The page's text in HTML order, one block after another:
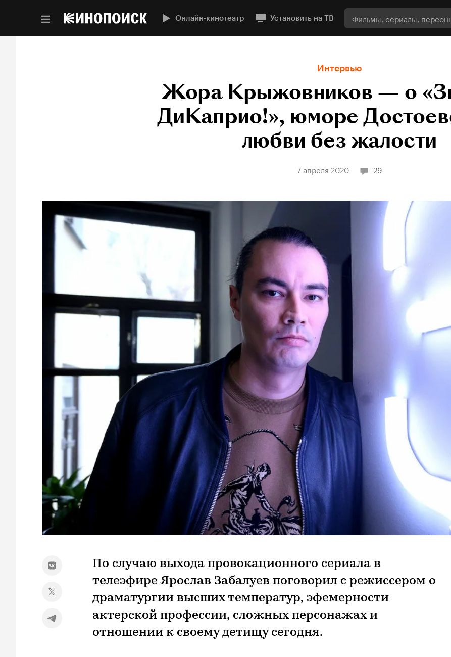
Онлайн-кинотеатр Установить на ТВ
Интервью
Жора Крыжовников — о
ДиКаприо!», юморе
любви без жалости
7 апреля 2020 29
По случаю выхода провокационного сериала в
телеэфире Ярослав Забалуев поговорил с режиссером о
драматургии высших температур, эфемерности
актерской профессии, сложных персонажах и
отношении к своему детищу сегодня.